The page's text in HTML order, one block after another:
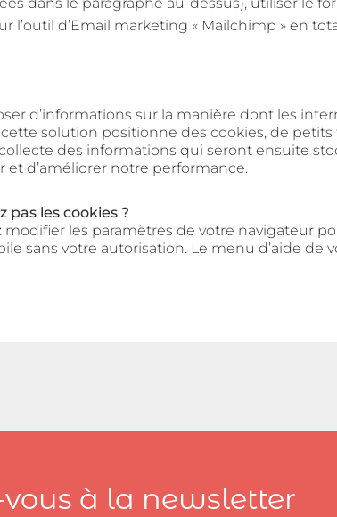
l’outil d’Email marketing « Mailchimp » en
d’informations sur la manière dont les
solution positionne des cookies, de
des informations qui seront ensuite
et d’améliorer notre performance.
pas les cookies ?
modifier les paramètres de votre navigateur
sans votre autorisation. Le menu d’aide
à la newsletter